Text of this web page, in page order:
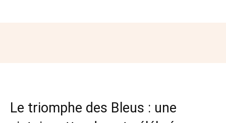
Le triomphe des Bleus : une